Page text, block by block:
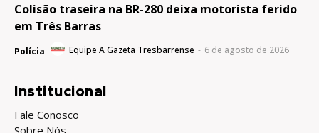
Colisão traseira na BR-280 deixa motorista ferido
em Três Barras
Polícia Equipe A Gazeta Tresbarrense - 6 de agosto de 2026
Institucional
Fale Conosco
Sobre Nós